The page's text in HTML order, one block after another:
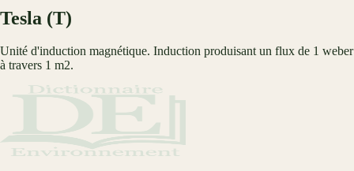
Tesla (T)
Unité d'induction magnétique. Induction produisant un flux de 1 weber
à travers 1 m2.